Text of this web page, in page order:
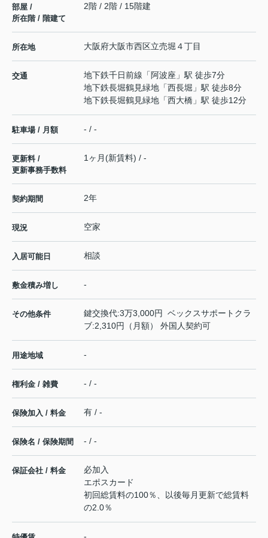
部屋 /
所在階 / 階建て
2階 / 2階 / 15階建
所在地 大阪府大阪市西区立売堀 ４丁目
交通 地下鉄千日前線 「 阿波座 」駅 徒歩7分
地下鉄長堀鶴見緑地 「西長堀 」駅 徒歩8分
地下鉄長堀鶴見緑地 「西大橋 」駅 徒歩12分
駐車場 / 月額 - / -
更新料 /
更新事務手数料
1ヶ月(新賃料) / -
契約期間 2年
現況 空家
入居可能日 相談
敷金積み増し -
その他条件
鍵交換代:3万3,000円 ベックスサポートクラ
ブ:2,310円（月額） 外国人契約可
用途地域 -
権利金 / 雑費 - / -
保険加入 / 料金 有 / -
保険名 / 保険期間 - / -
保証会社 / 料金
必加入
エポスカード
初回総賃料の100％、以後毎月更新で総賃料
の2.0％
-